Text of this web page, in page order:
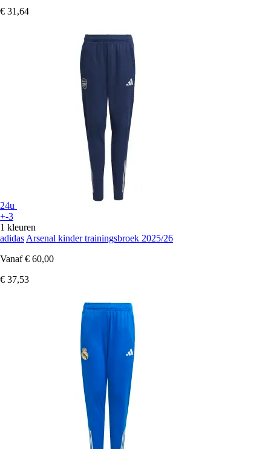
€ 31,64
24u
+-3
1 kleuren
adidas Arsenal kinder trainingsbroek 2025/26
Vanaf € 60,00
€ 37,53